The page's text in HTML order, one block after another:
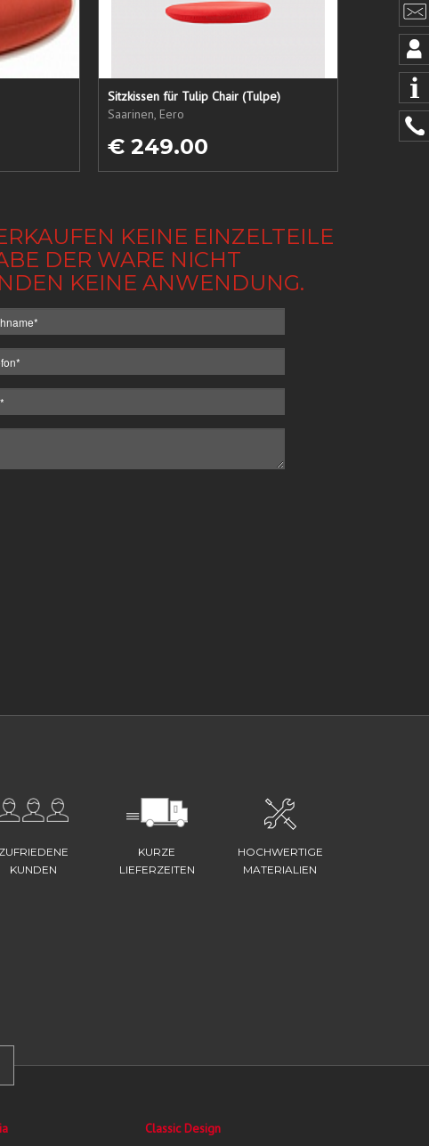
Sitzkissen für Tulip Chair (Tulpe)
Saarinen, Eero
€ 249.00
KEINE EINZELTEILE
DER WARE NICHT
KEINE ANWENDUNG.
ZUFRIEDENE
KUNDEN
KURZE
LIEFERZEITEN
HOCHWERTIGE
MATERIALIEN
Classic Design